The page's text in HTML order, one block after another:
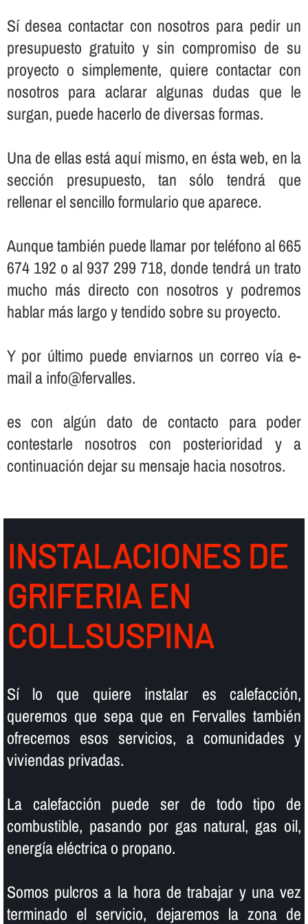
Sí­ desea contactar con nosotros para pedir un
presupuesto gratuito y sin compromiso de su
proyecto o simplemente, quiere contactar con
nosotros para aclarar algunas dudas que le
surgan, puede hacerlo de diversas formas.
Una de ellas está aquí­ mismo, en ésta web, en la
sección presupuesto, tan sólo tendrá que
rellenar el sencillo formulario que aparece.
Aunque también puede llamar por teléfono al 665
674 192 o al 937 299 718, donde tendrá un trato
mucho más directo con nosotros y podremos
hablar más largo y tendido sobre su proyecto.
Y por último puede enviarnos un correo ví­a e-
mail a info@fervalles.
es con algún dato de contacto para poder
contestarle nosotros con posterioridad y a
continuación dejar su mensaje hacia nosotros.
INSTALACIONES DE
GRIFERIA EN
COLLSUSPINA
Sí­ lo que quiere instalar es calefacción,
queremos que sepa que en Fervalles también
ofrecemos esos servicios, a comunidades y
viviendas privadas.
La calefacción puede ser de todo tipo de
combustible, pasando por gas natural, gas oil,
energí­a eléctrica o propano.
Somos pulcros a la hora de trabajar y una vez
terminado el servicio, dejaremos la zona de